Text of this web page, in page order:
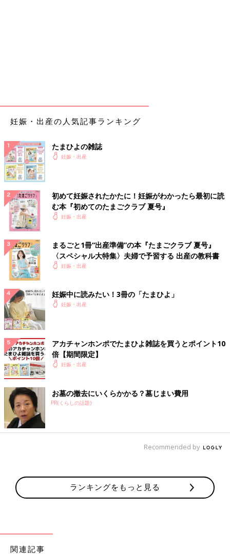
●モノの定位置を決める
→モノを探す手間がなくなり、いつでもさっと出して、さっと戻
●同じ作業で使うものはひとまとめに
→おむつ替え、お出かけなど、作業ごとにグッズをまとめると、
すぐお世話に取り掛かることができ、
●「ラベリング」をする
→誰が見ても何がどこにあるかわかるので、お世話をシェアでき
るようになります。
●アクション数を減らす
→作業の動線が整理されるので、お世話がスムーズになります。
赤ちゃんのお世話グッズも、この「整理収納メソッド」に沿って
収納すると、お世話が手ぎわ良くできるようになります。
そんな「整理収納メソッド」に基づいて作られた収納グッズを４
つ紹介します。
【整理収納メソッドを活用】“お世話動線”を考えた
収納シリーズ
妊娠・出産の人気記事ランキング
たまひよの雑誌
妊娠・出産
初めて妊娠されたかたに！妊娠がわかったら最初に読
む本『初めてのたまごクラブ 夏号』
妊娠・出産
まるごと1冊“出産準備”の本『たまごクラブ 夏号』
〈スペシャル大特集〉夫婦で予習する 出産の教科書
妊娠・出産
妊娠中に読みたい！3冊の「たまひよ」
妊娠・出産
アカチャンホンポでたまひよ雑誌を買うとポイント10
倍【期間限定】
妊娠・出産
お墓の撤去にいくらかかる？墓じまい費用
PR(くらしの話題)
Recommended by
ランキングをもっと見る
関連記事